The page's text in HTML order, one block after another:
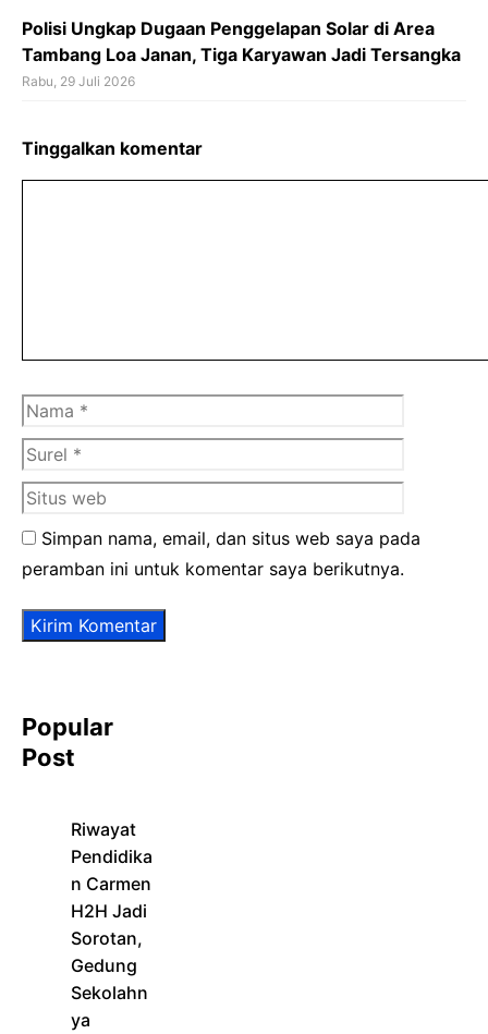
Polisi Ungkap Dugaan Penggelapan Solar di Area
Tambang Loa Janan, Tiga Karyawan Jadi Tersangka
Rabu, 29 Juli 2026
Tinggalkan komentar
Nama
web
Simpan nama, email, dan situs web saya pada
peramban ini untuk komentar saya berikutnya.
Popular
Post
Riwayat
Pendidika
n Carmen
H2H Jadi
Sorotan,
Gedung
Sekolahn
ya